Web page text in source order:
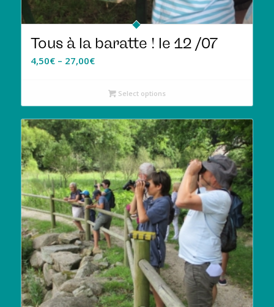
Tous à la baratte ! le 12 /07
4,50€– 27,00€
Select options